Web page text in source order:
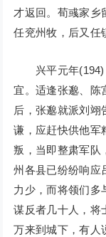
才返回。荀彧家乡
任兖州牧，后又任
兴平元年(194)
宜。适逢张邈、陈
后，张邈就派刘翊
谦，应赶快供他军
叛，当即整肃军队
州各县已纷纷响应
力少，而将领们多
谋反者几十人，将
万来到城下，有人